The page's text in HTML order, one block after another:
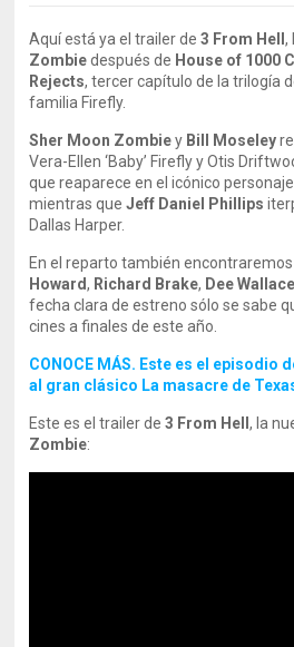
Aquí está ya el trailer de3 From Hell,
Zombiedespués de House of 1000
Rejects, tercer capítulo de la trilogía
familia Firefly.
Sher Moon Zombiey Bill Moseley
Vera-Ellen ‘Baby’ Firefly y Otis
que reaparece en el icónico
mientras queJeff Daniel Phillips
Dallas Harper.
En el reparto también encontraremos
Howard, Richard Brake, Dee Wallace
fecha clara de estreno sólo se sabe
cines a finales de este año.
CONOCE MÁS. Este es el episodio
al gran clásico La masacre de
Este es el trailer de3 From Hell, la
Zombie: